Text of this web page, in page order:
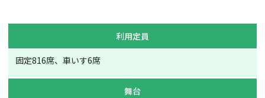
利用定員
固定816席、車いす6席
舞台